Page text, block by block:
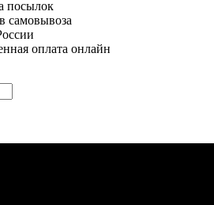
посылок
самовывоза
оплата онлайн